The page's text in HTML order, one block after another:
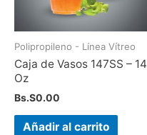
Polipropileno - Línea Vítreo
Caja de Vasos 147SS – 14
Oz
Bs.S0.00
Añadir al carrito